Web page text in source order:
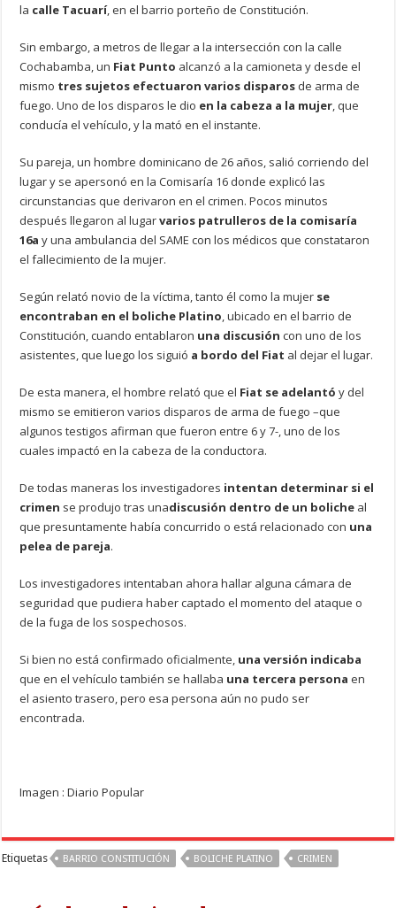
la calle Tacuarí, en el barrio porteño de Constitución.
Sin embargo, a metros de llegar a la intersección con la calle
Cochabamba, un Fiat Punto alcanzó a la camioneta y desde el
mismo tres sujetos efectuaron varios disparos de arma de
fuego. Uno de los disparos le dio en la cabeza a la mujer, que
conducía el vehículo, y la mató en el instante.
Su pareja, un hombre dominicano de 26 años, salió corriendo del
lugar y se apersonó en la Comisaría 16 donde explicó las
circunstancias que derivaron en el crimen. Pocos minutos
después llegaron al lugarvarios patrulleros de la comisaría
16a y una ambulancia del SAME con los médicos que constataron
el fallecimiento de la mujer.
Según relató novio de la víctima, tanto él como la mujer se
encontraban en el boliche Platino, ubicado en el barrio de
Constitución, cuando entablaron una discusión con uno de los
asistentes, que luego los siguió a bordo del Fiat al dejar el lugar.
De esta manera, el hombre relató que el Fiat se adelantó y del
mismo se emitieron varios disparos de arma de fuego –que
algunos testigos afirman que fueron entre 6 y 7-, uno de los
cuales impactó en la cabeza de la conductora.
De todas maneras los investigadores intentan determinar si el
crimen se produjo tras unadiscusión dentro de un boliche al
que presuntamente había concurrido o está relacionado con una
pelea de pareja.
Los investigadores intentaban ahora hallar alguna cámara de
seguridad que pudiera haber captado el momento del ataque o
de la fuga de los sospechosos.
Si bien no está confirmado oficialmente, una versión indicaba
que en el vehículo también se hallaba una tercera persona en
el asiento trasero, pero esa persona aún no pudo ser
encontrada.
Imagen : Diario Popular
Etiquetas BARRIO CONSTITUCIÓN BOLICHE PLATINO CRIMEN